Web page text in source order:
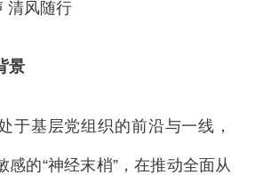
风随行
景
基层党组织的前沿与一线，
感的“神经末梢”，在推动全面从